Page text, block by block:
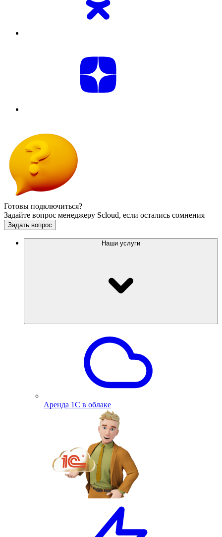
Готовы подключиться?
Задайте вопрос менеджеру Scloud, если остались сомнения
Задать вопрос
Наши услуги
Аренда 1С в облаке